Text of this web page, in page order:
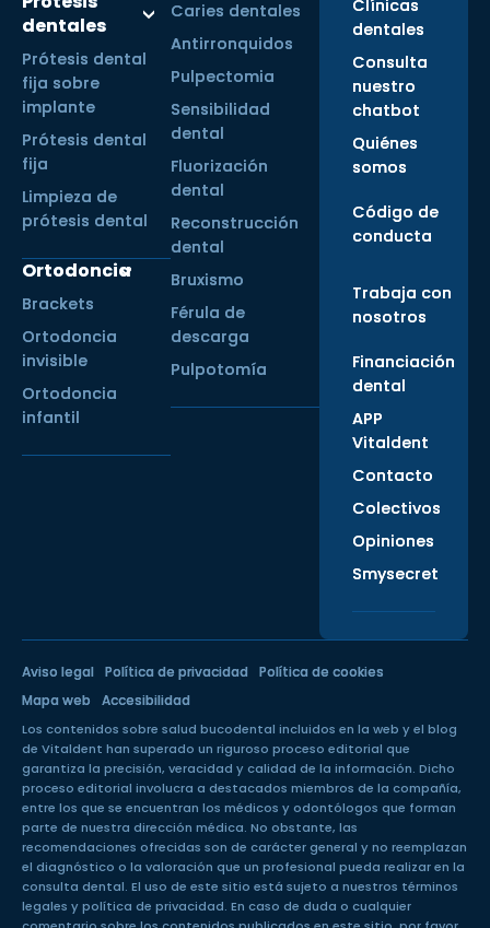
dentales
Prótesis dental
fija sobre
implante
Prótesis dental
fija
Limpieza de
prótesis dental
Ortodoncia
Brackets
Ortodoncia
invisible
Ortodoncia
infantil
Caries dentales
Antirronquidos
Pulpectomia
Sensibilidad
dental
Fluorización
dental
Reconstrucción
dental
Bruxismo
Férula de
descarga
Pulpotomía
Clínicas
dentales
Consulta
nuestro
chatbot
Quiénes
somos
Código de
conducta
Trabaja con
nosotros
Financiación
dental
APP
Vitaldent
Contacto
Colectivos
Opiniones
Smysecret
Aviso legal Política de privacidad
Política de cookies
Mapa web
Accesibilidad
Los contenidos sobre salud bucodental incluidos en la web y el blog
de Vitaldent han superado un riguroso proceso editorial que
garantiza la precisión, veracidad y calidad de la información. Dicho
proceso editorial involucra a destacados miembros de la compañía,
entre los que se encuentran los médicos y odontólogos que forman
parte de nuestra dirección médica. No obstante, las
recomendaciones ofrecidas son de carácter general y no reemplazan
el diagnóstico o la valoración que un profesional pueda realizar en la
consulta dental. El uso de este sitio está sujeto a nuestros términos
legales y política de privacidad. En caso de duda o cualquier